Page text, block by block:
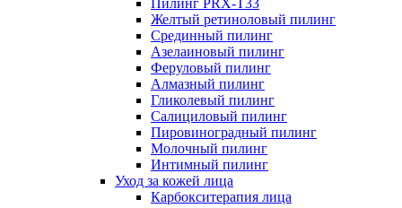
Пилинг PRX-T33
Желтый ретиноловый пилинг
Срединный пилинг
Азелаиновый пилинг
Феруловый пилинг
Алмазный пилинг
Гликолевый пилинг
Салициловый пилинг
Пировиноградный пилинг
Молочный пилинг
Интимный пилинг
Уход за кожей лица
Карбокситерапия лица